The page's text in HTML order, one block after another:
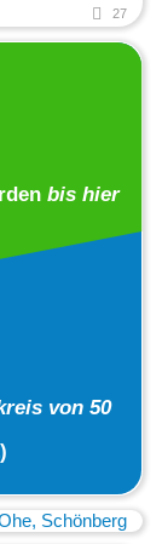
27
bis hier
von 50